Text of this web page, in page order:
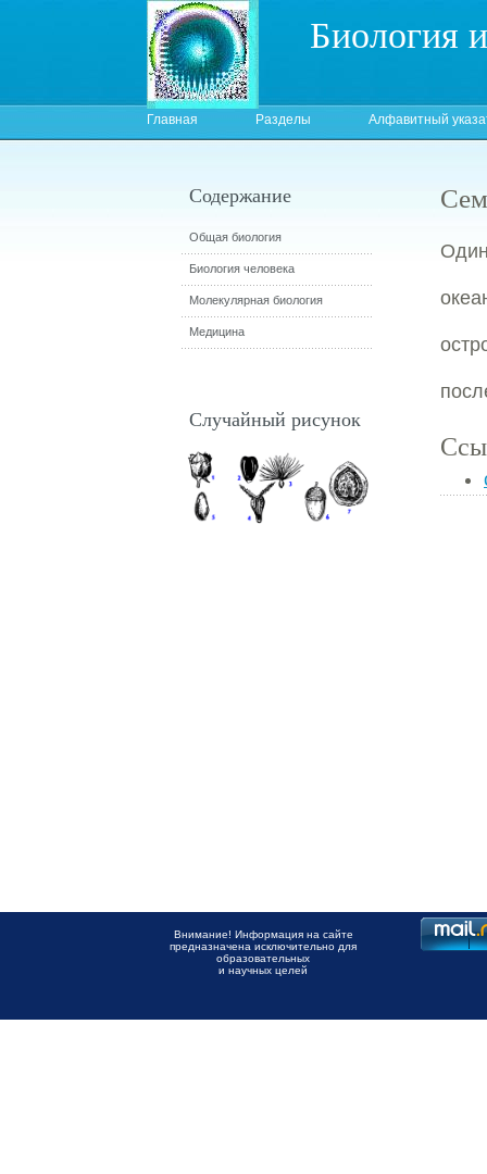
Биология
Главная Разделы Алфавитный
Содержание
Общая биология
Биология человека
Молекулярная биология
Медицина
Случайный рисунок
Внимание! Информация на сайте
предназначена исключительно для
образовательных
и научных целей